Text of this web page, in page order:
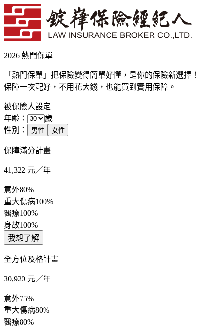
2026 熱門保單
「熱門保單」把保險變得簡單好懂，是你的保險新選擇！
保障一次配好，不用花大錢，也能買到實用保障。
被保險人設定
年齡：
歲
性別：
男性 女性
保障滿分計畫
41,322 元／年
意外80%
重大傷病100%
醫療100%
身故100%
我想了解
全方位及格計畫
30,920 元／年
意外75%
重大傷病80%
醫療80%